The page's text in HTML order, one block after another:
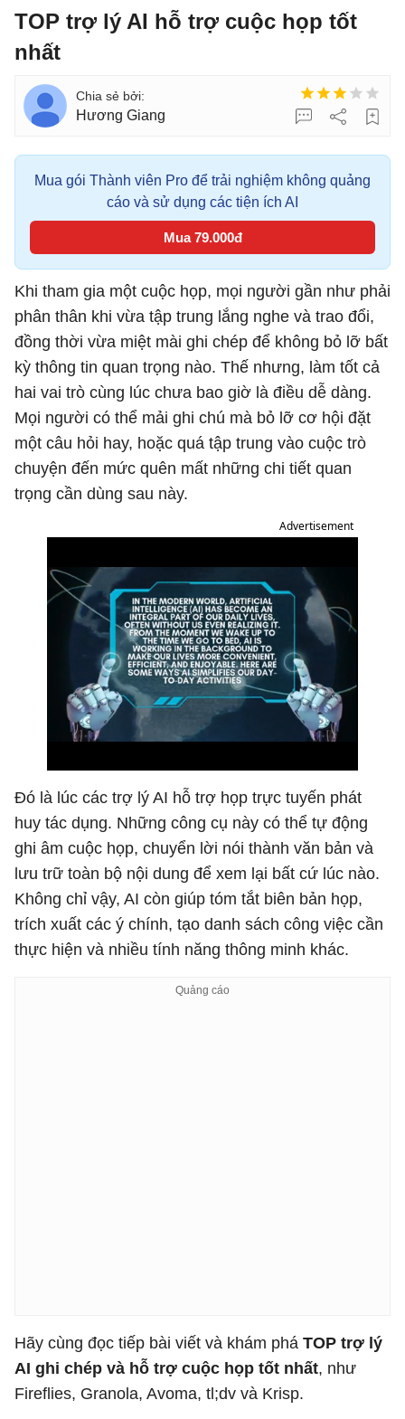
TOP trợ lý AI hỗ trợ cuộc họp tốt
nhất
Hương Giang
Mua gói Thành viên Pro để trải nghiệm không quảng
cáo và sử dụng các tiện ích AI
Mua 79.000đ
Khi tham gia một cuộc họp, mọi người gần như phải
phân thân khi vừa tập trung lắng nghe và trao đổi,
đồng thời vừa miệt mài ghi chép để không bỏ lỡ bất
kỳ thông tin quan trọng nào. Thế nhưng, làm tốt cả
hai vai trò cùng lúc chưa bao giờ là điều dễ dàng.
Mọi người có thể mải ghi chú mà bỏ lỡ cơ hội đặt
một câu hỏi hay, hoặc quá tập trung vào cuộc trò
chuyện đến mức quên mất những chi tiết quan
trọng cần dùng sau này.
Advertisement
Đó là lúc các trợ lý AI hỗ trợ họp trực tuyến phát
huy tác dụng. Những công cụ này có thể tự động
ghi âm cuộc họp, chuyển lời nói thành văn bản và
lưu trữ toàn bộ nội dung để xem lại bất cứ lúc nào.
Không chỉ vậy, AI còn giúp tóm tắt biên bản họp,
trích xuất các ý chính, tạo danh sách công việc cần
thực hiện và nhiều tính năng thông minh khác.
Hãy cùng đọc tiếp bài viết và khám phá TOP trợ lý
AI ghi chép và hỗ trợ cuộc họp tốt nhất, như
Fireflies, Granola, Avoma, tl;dv và Krisp.